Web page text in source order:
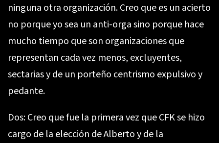
ninguna otra organización. Creo que es un acierto
no porque yo sea un anti-orga sino porque hace
mucho tiempo que son organizaciones que
representan cada vez menos, excluyentes,
sectarias y de un porteño centrismo expulsivo y
pedante.
Dos: Creo que fue la primera vez que CFK se hizo
cargo de la elección de Alberto y de la